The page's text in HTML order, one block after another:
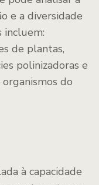
e a diversidade
incluem:
de plantas,
polinizadoras e
do
à capacidade